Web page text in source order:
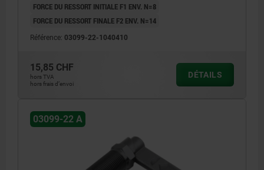
1) Butée gauche
2) Butée droite
FORCE DU RESSORT INITIALE F1 ENV. N=8
FORCE DU RESSORT FINALE F2 ENV. N=14
Référence: 03099-22-1040410
15,85 CHF
hors TVA
hors frais d’envoi
DÉTAILS
03099-22 A